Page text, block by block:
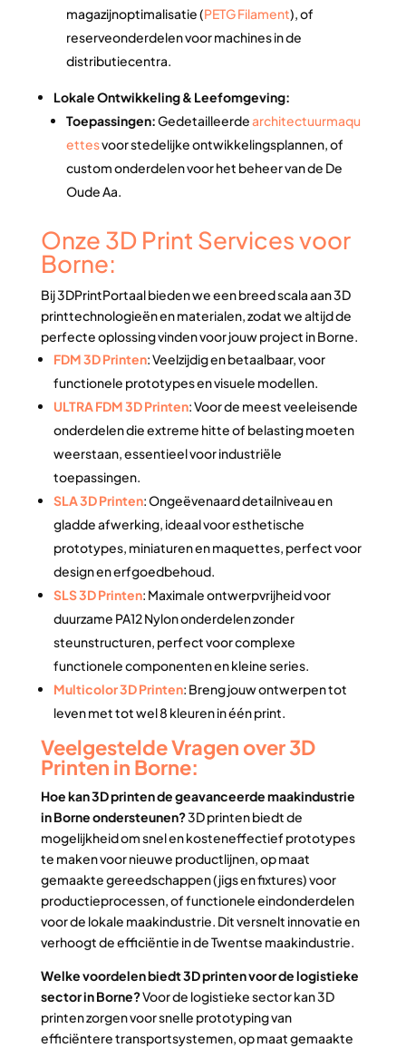
magazijnoptimalisatie (PETG Filament), of
reserveonderdelen voor machines in de
distributiecentra.
Lokale Ontwikkeling & Leefomgeving:
Toepassingen:Gedetailleerdearchitectuurmaqu
ettesvoor stedelijke ontwikkelingsplannen, of
custom onderdelen voor het beheer van de De
Oude Aa.
Onze 3D Print Services voor
Borne:
Bij 3DPrintPortaal bieden we een breed scala aan 3D
printtechnologieën en materialen, zodat we altijd de
perfecte oplossing vinden voor jouw project in Borne.
FDM 3D Printen: Veelzijdig en betaalbaar, voor
functionele prototypes en visuele modellen.
ULTRA FDM 3D Printen: Voor de meest veeleisende
onderdelen die extreme hitte of belasting moeten
weerstaan, essentieel voor industriële
toepassingen.
SLA 3D Printen: Ongeëvenaard detailniveau en
gladde afwerking, ideaal voor esthetische
prototypes, miniaturen en maquettes, perfect voor
design en erfgoedbehoud.
SLS 3D Printen: Maximale ontwerpvrijheid voor
duurzame PA12 Nylon onderdelen zonder
steunstructuren, perfect voor complexe
functionele componenten en kleine series.
Multicolor 3D Printen: Breng jouw ontwerpen tot
leven met tot wel 8 kleuren in één print.
Veelgestelde Vragen over 3D
Printen in Borne:
Hoe kan 3D printen de geavanceerde maakindustrie
in Borne ondersteunen?3D printen biedt de
mogelijkheid om snel en kosteneffectief prototypes
te maken voor nieuwe productlijnen, op maat
gemaakte gereedschappen (jigs en fixtures) voor
productieprocessen, of functionele eindonderdelen
voor de lokale maakindustrie. Dit versnelt innovatie en
verhoogt de efficiëntie in de Twentse maakindustrie.
Welke voordelen biedt 3D printen voor de logistieke
sector in Borne?Voor de logistieke sector kan 3D
printen zorgen voor snelle prototyping van
efficiëntere transportsystemen, op maat gemaakte